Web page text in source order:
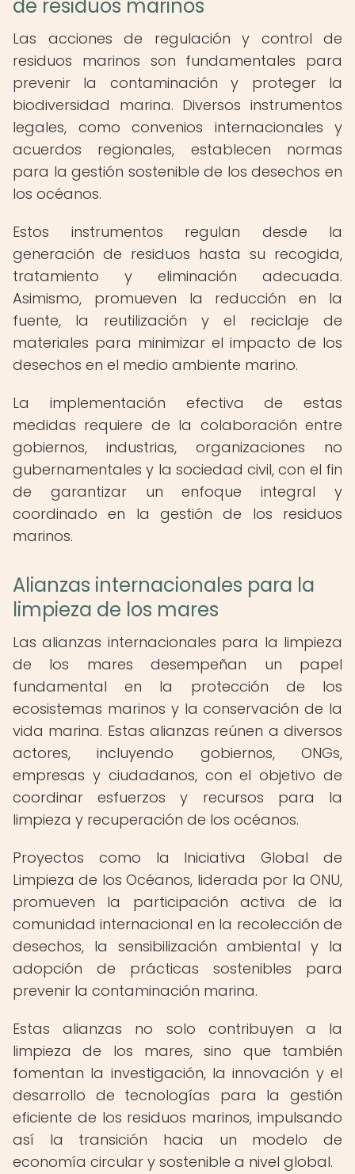
de residuos marinos
Las acciones de regulación y control de
residuos marinos son fundamentales para
prevenir la contaminación y proteger la
biodiversidad marina. Diversos instrumentos
legales, como convenios internacionales y
acuerdos regionales, establecen normas
para la gestión sostenible de los desechos en
los océanos.
Estos instrumentos regulan desde la
generación de residuos hasta su recogida,
tratamiento y eliminación adecuada.
Asimismo, promueven la reducción en la
fuente, la reutilización y el reciclaje de
materiales para minimizar el impacto de los
desechos en el medio ambiente marino.
La implementación efectiva de estas
medidas requiere de la colaboración entre
gobiernos, industrias, organizaciones no
gubernamentales y la sociedad civil, con el fin
de garantizar un enfoque integral y
coordinado en la gestión de los residuos
marinos.
Alianzas internacionales para la
limpieza de los mares
Las alianzas internacionales para la limpieza
de los mares desempeñan un papel
fundamental en la protección de los
ecosistemas marinos y la conservación de la
vida marina. Estas alianzas reúnen a diversos
actores, incluyendo gobiernos, ONGs,
empresas y ciudadanos, con el objetivo de
coordinar esfuerzos y recursos para la
limpieza y recuperación de los océanos.
Proyectos como la Iniciativa Global de
Limpieza de los Océanos, liderada por la ONU,
promueven la participación activa de la
comunidad internacional en la recolección de
desechos, la sensibilización ambiental y la
adopción de prácticas sostenibles para
prevenir la contaminación marina.
Estas alianzas no solo contribuyen a la
limpieza de los mares, sino que también
fomentan la investigación, la innovación y el
desarrollo de tecnologías para la gestión
eficiente de los residuos marinos, impulsando
así la transición hacia un modelo de
economía circular y sostenible a nivel global.